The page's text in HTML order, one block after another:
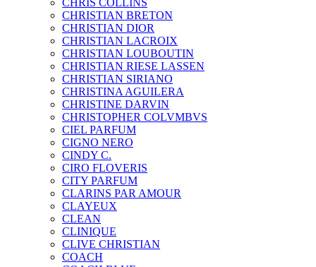
CHRIS COLLINS
CHRISTIAN BRETON
CHRISTIAN DIOR
CHRISTIAN LACROIX
CHRISTIAN LOUBOUTIN
CHRISTIAN RIESE LASSEN
CHRISTIAN SIRIANO
CHRISTINA AGUILERA
CHRISTINE DARVIN
CHRISTOPHER COLVMBVS
CIEL PARFUM
CIGNO NERO
CINDY C.
CIRO FLOVERIS
CITY PARFUM
CLARINS PAR AMOUR
CLAYEUX
CLEAN
CLINIQUE
CLIVE CHRISTIAN
COACH